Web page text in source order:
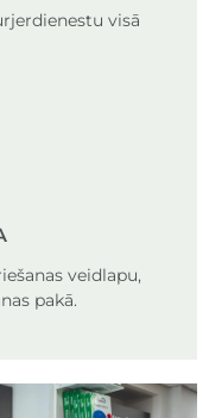
visā
veidlapu,
pakā.